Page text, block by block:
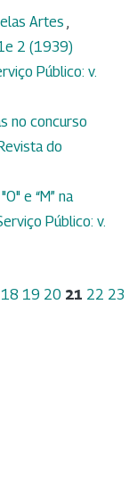
Artes ,
2 (1939)
Público: v.
no concurso
do
"O" e “M” na
Público: v.
18 19 20 21 22 23